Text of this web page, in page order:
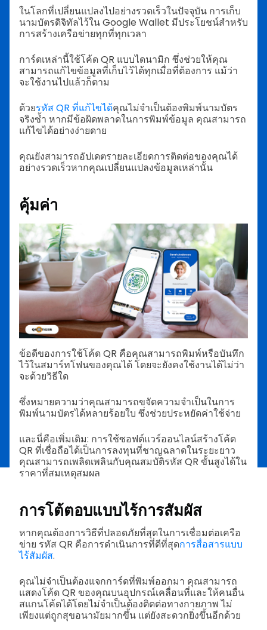
ในโลกที่เปลี่ยนแปลงไปอย่างรวดเร็วในปัจจุบัน การเก็บ
นามบัตรดิจิทัลไว้ใน Google Wallet มีประโยชน์สำหรับ
การสร้างเครือข่ายทุกที่ทุกเวลา
การ์ดเหล่านี้ใช้โค้ด QR แบบไดนามิก ซึ่งช่วยให้คุณ
สามารถแก้ไขข้อมูลที่เก็บไว้ได้ทุกเมื่อที่ต้องการ แม้ว่า
จะใช้งานไปแล้วก็ตาม
ด้วยรหัส QR ที่แก้ไขได้คุณไม่จำเป็นต้องพิมพ์นามบัตร
จริงซ้ำ หากมีข้อผิดพลาดในการพิมพ์ข้อมูล คุณสามารถ
แก้ไขได้อย่างง่ายดาย
คุณยังสามารถอัปเดตรายละเอียดการติดต่อของคุณได้
อย่างรวดเร็วหากคุณเปลี่ยนแปลงข้อมูลเหล่านั้น
คุ้มค่า
ข้อดีของการใช้โค้ด QR คือคุณสามารถพิมพ์หรือบันทึก
ไว้ในสมาร์ทโฟนของคุณได้ โดยจะยังคงใช้งานได้ไม่ว่า
จะด้วยวิธีใด
ซึ่งหมายความว่าคุณสามารถขจัดความจำเป็นในการ
พิมพ์นามบัตรได้หลายร้อยใบ ซึ่งช่วยประหยัดค่าใช้จ่าย
และนี่คือเพิ่มเติม: การใช้ซอฟต์แวร์ออนไลน์สร้างโค้ด
QR ที่เชื่อถือได้เป็นการลงทุนที่ชาญฉลาดในระยะยาว
คุณสามารถเพลิดเพลินกับคุณสมบัติรหัส QR ขั้นสูงได้ใน
ราคาที่สมเหตุสมผล
การโต้ตอบแบบไร้การสัมผัส
หากคุณต้องการวิธีที่ปลอดภัยที่สุดในการเชื่อมต่อเครือ
ข่าย รหัส QR คือการดำเนินการที่ดีที่สุดการสื่อสารแบบ
ไร้สัมผัส.
คุณไม่จำเป็นต้องแจกการ์ดที่พิมพ์ออกมา คุณสามารถ
แสดงโค้ด QR ของคุณบนอุปกรณ์เคลื่อนที่และให้คนอื่น
สแกนโค้ดได้โดยไม่จำเป็นต้องติดต่อทางกายภาพ ไม่
เพียงแต่ถูกสุขอนามัยมากขึ้น แต่ยังสะดวกยิ่งขึ้นอีกด้วย